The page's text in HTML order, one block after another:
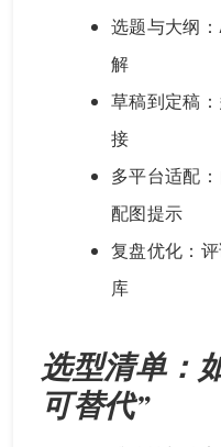
选题与大纲
解
草稿到定稿
接
多平台适配
配图提示
复盘优化：
库
选型清单：
可替代”